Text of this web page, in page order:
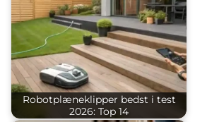
Robotplæneklipper bedst i test
2026: Top 14